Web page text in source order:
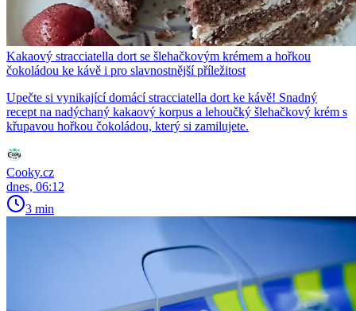
Kakaový stracciatella dort se šlehačkovým krémem a hořkou
čokoládou ke kávě i pro slavnostnější příležitost
Upečte si vynikající domácí stracciatella dort ke kávě! Snadný
recept na nadýchaný kakaový korpus a lehoučký šlehačkový krém s
křupavou hořkou čokoládou, který si zamilujete.
Cooky.cz
dnes, 06:12
3 min